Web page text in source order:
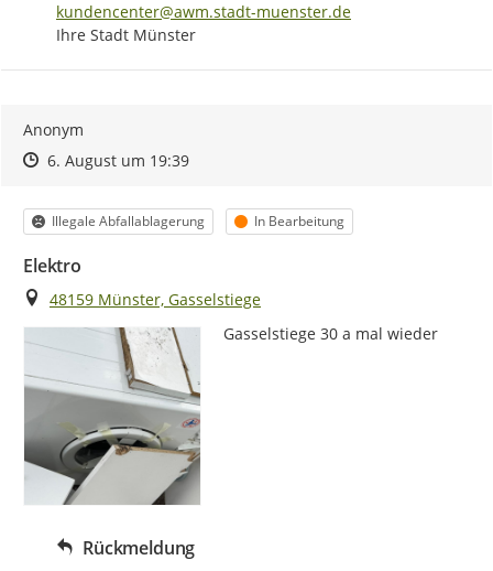
kundencenter@awm.stadt-muenster.de
Ihre Stadt Münster
Anonym
Zeitpunkt des Erstellens
Zeitpunkt des Erstellens
6. August um 19:39Zur Äußerung
Kategorie
Illegale Abfallablagerung Status
In Bearbeitung
Elektro
Ort
48159 Münster, Gasselstiege
Gasselstiege 30 a mal wieder
Rückmeldung